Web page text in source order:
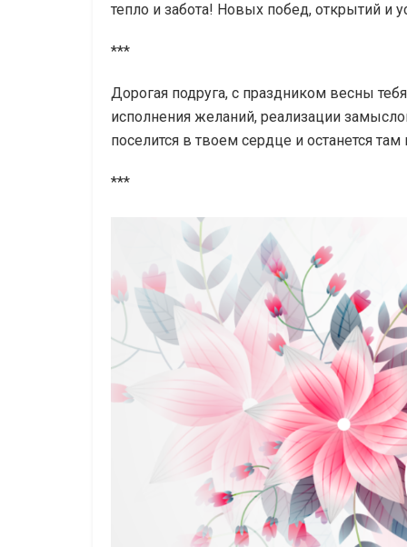
тепло и забота! Новых побед, открытий и
***
Дорогая подруга, с праздником весны
исполнения желаний, реализации
поселится в твоем сердце и останется там
***